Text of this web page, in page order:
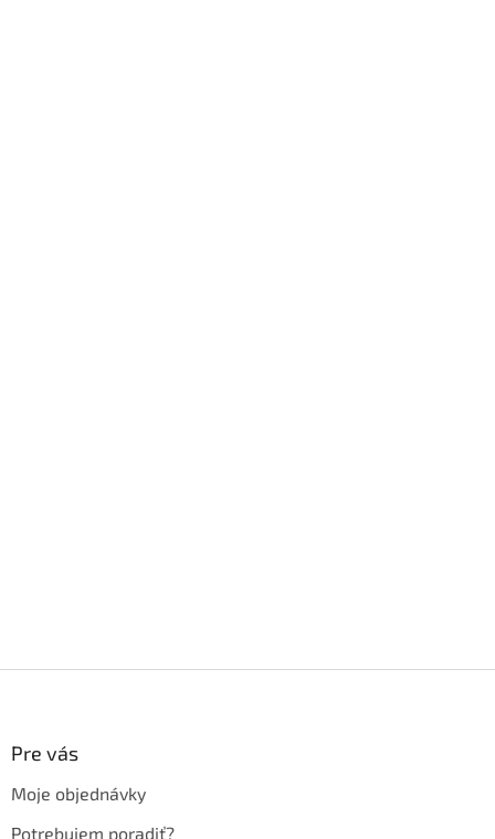
Pre vás
Moje objednávky
Potrebujem poradiť?